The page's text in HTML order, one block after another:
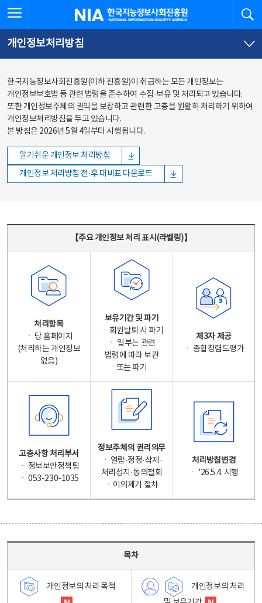
바로가기
바로가기
한국지능정보사회진흥원
개인정보처리방침
한국지능정보사회진흥원(이하 진흥원)이 취급하는 모든 개인정보는
개인정보보호법 등 관련 법령을 준수하여 수집·보유 및 처리되고 있습니다.
또한 개인정보주체의 권익을 보장하고 관련한 고충을 원활히 처리하기 위하여
개인정보처리방침을 두고 있습니다.
본 방침은 2026년 5월 4일부터 시행됩니다.
알기쉬운 개인정보 처리방침
개인정보 처리방침 전·후 대비표 다운로드
【주요 개인정보 처리 표시(라벨링)】
처리항목
ㆍ 당 홈페이지
(처리하는 개인정보
없음)
보유기간 및 파기
ㆍ 회원탈퇴 시 파기
ㆍ 일부는 관련
법령에 따라 보관
또는 파기
제3자 제공
ㆍ 종합청렴도평가
고충사항 처리부서
ㆍ 정보보안정책팀
ㆍ 053-230-1035
정보주체의 권리의무
ㆍ 열람·정정·삭제·
처리정지·동의철회
ㆍ이의제기 절차
처리방침변경
ㆍ '26.5.4. 시행
목차
개인정보의 처리 목적
개인정보의 처리